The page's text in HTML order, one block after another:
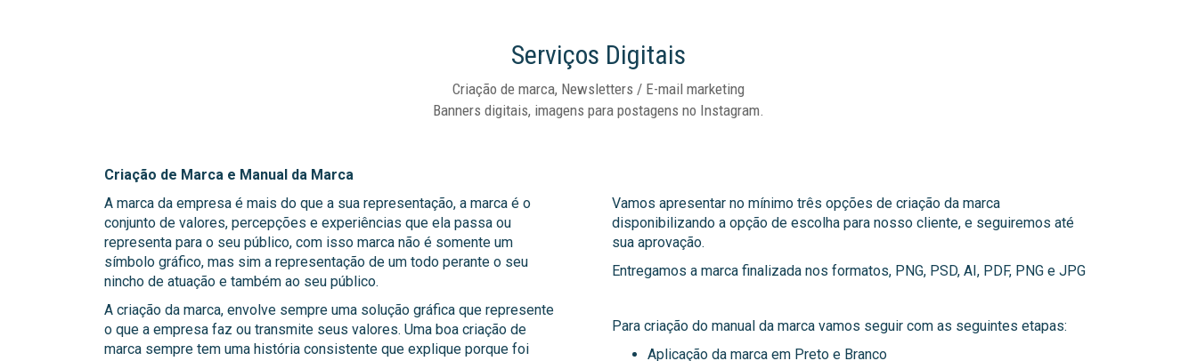
Serviços Digitais
Criação de marca, Newsletters / E-mail marketing
Banners digitais, imagens para postagens no Instagram.
Criação de Marca e Manual da Marca
A marca da empresa é mais do que a sua representação, a marca é o
conjunto de valores, percepções e experiências que ela passa ou
representa para o seu público, com isso marca não é somente um
símbolo gráfico, mas sim a representação de um todo perante o seu
nincho de atuação e também ao seu público.
A criação da marca, envolve sempre uma solução gráfica que represente
o que a empresa faz ou transmite seus valores. Uma boa criação de
marca sempre tem uma história consistente que explique porque foi
Vamos apresentar no mínimo três opções de criação da marca
disponibilizando a opção de escolha para nosso cliente, e seguiremos até
sua aprovação.
Entregamos a marca finalizada nos formatos, PNG, PSD, AI, PDF, PNG e JPG
Para criação do manual da marca vamos seguir com as seguintes etapas:
Aplicação da marca em Preto e Branco